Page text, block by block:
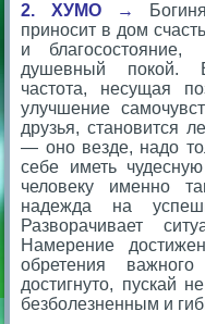
2. ХУМО→
приносит в дом
и
душевный покой.
частота, несущая
улучшение
друзья, становится
— оно везде, надо
себе иметь
человеку именно
надежда на
Разворачивает
Намерение
обретения
достигнуто, пускай
безболезненным и